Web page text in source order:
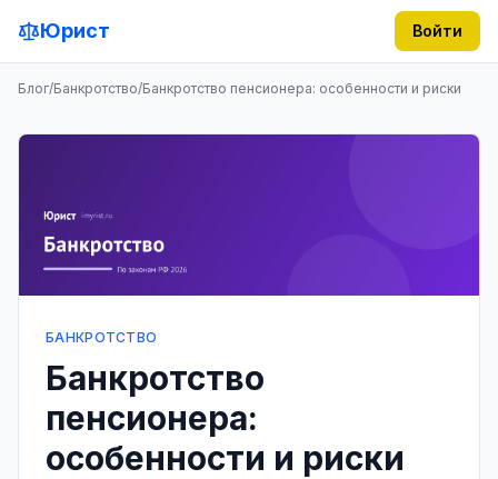
Юрист Войти
Блог/Банкротство/Банкротство пенсионера: особенности и риски
БАНКРОТСТВО
Банкротство
пенсионера:
особенности и риски